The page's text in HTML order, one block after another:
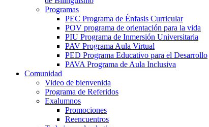
Programas
PEC Programa de Énfasis Curricular
POV programa de orientación para la vida
PIU Programa de Inmersión Universitaria
PAV Programa Aula Virtual
PED Programa Educativo para el Desarrollo
PAVA Programa de Aula Inclusiva
Comunidad
Video de bienvenida
Programa de Referidos
Exalumnos
Promociones
Reencuentros